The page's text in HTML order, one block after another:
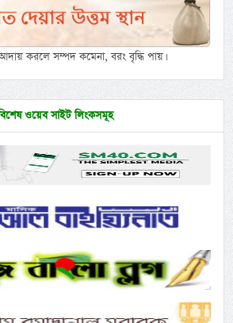
করলে সম্পদ কমেনা, বরং বৃদ্ধি পায়।
ওয়েব সাইট লিংকসমূহ